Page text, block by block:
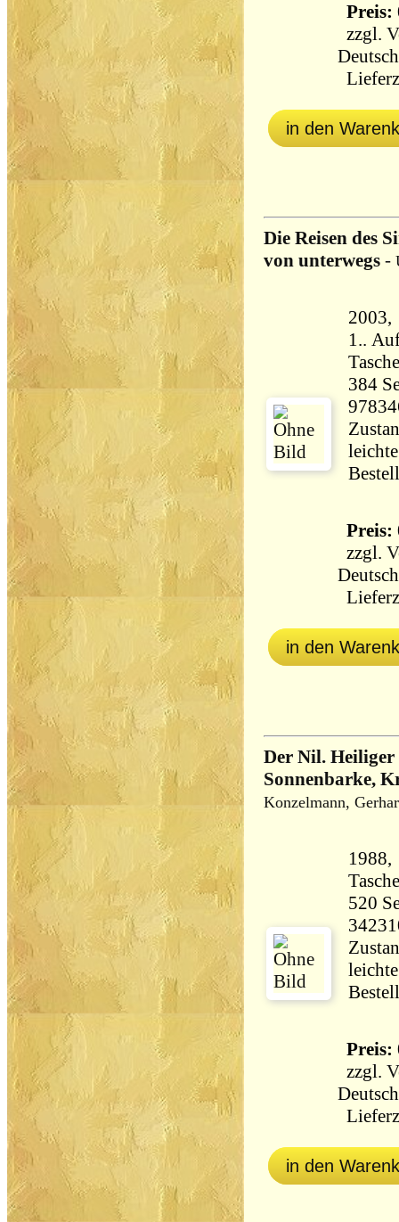
Preis:
zzgl.
in den
Die Reisen des
von unterwegs -
2003,
1..
384 Seiten
Preis:
zzgl.
in den
Der Nil.
Sonnenbarke,
Konzelmann,
520 Seiten
Preis:
zzgl.
in den